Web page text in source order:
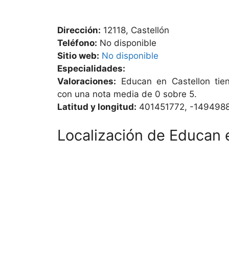
Dirección: 12118, Castellón
Teléfono: No disponible
Sitio web: No disponible
Especialidades:
Valoraciones: Educan en Castellon
con una nota media de 0 sobre 5.
Latitud y longitud: 401451772, -
Localización de Educan